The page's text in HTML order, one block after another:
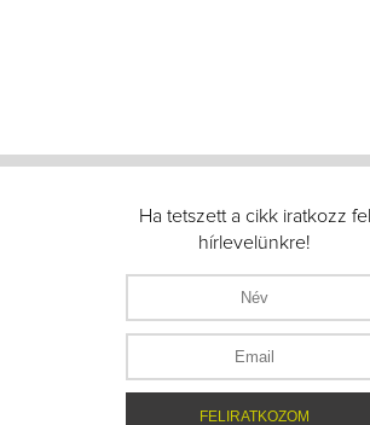
Ha tetszett a cikk iratkozz fel
hírlevelünkre!